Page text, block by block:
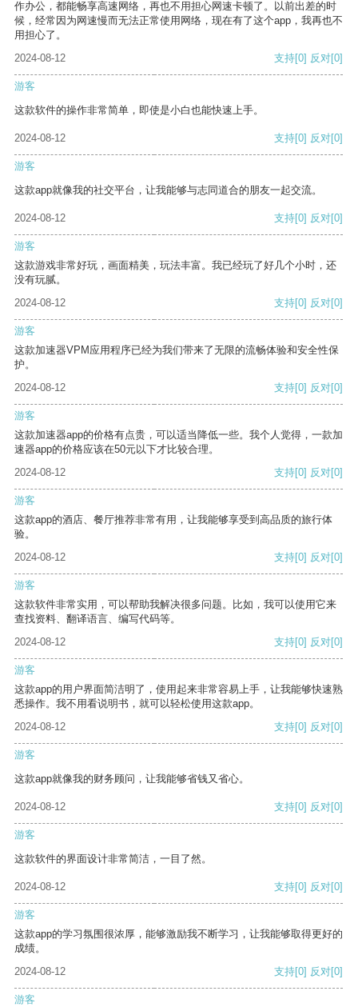
作办公，都能畅享高速网络，再也不用担心网速卡顿了。以前出差的时
候，经常因为网速慢而无法正常使用网络，现在有了这个app，我再也不
用担心了。
2024-08-12
支持[0] 反对[0]
游客
这款软件的操作非常简单，即使是小白也能快速上手。
2024-08-12 支持[0] 反对[0]
游客
这款app就像我的社交平台，让我能够与志同道合的朋友一起交流。
2024-08-12 支持[0] 反对[0]
游客
这款游戏非常好玩，画面精美，玩法丰富。我已经玩了好几个小时，还
没有玩腻。
2024-08-12
支持[0] 反对[0]
游客
这款加速器VPM应用程序已经为我们带来了无限的流畅体验和安全性保
护。
2024-08-12
支持[0] 反对[0]
游客
这款加速器app的价格有点贵，可以适当降低一些。我个人觉得，一款加
速器app的价格应该在50元以下才比较合理。
2024-08-12
支持[0] 反对[0]
游客
这款app的酒店、餐厅推荐非常有用，让我能够享受到高品质的旅行体
验。
2024-08-12
支持[0] 反对[0]
游客
这款软件非常实用，可以帮助我解决很多问题。比如，我可以使用它来
查找资料、翻译语言、编写代码等。
2024-08-12
支持[0] 反对[0]
游客
这款app的用户界面简洁明了，使用起来非常容易上手，让我能够快速熟
悉操作。我不用看说明书，就可以轻松使用这款app。
2024-08-12
支持[0] 反对[0]
游客
这款app就像我的财务顾问，让我能够省钱又省心。
2024-08-12 支持[0] 反对[0]
游客
这款软件的界面设计非常简洁，一目了然。
2024-08-12 支持[0] 反对[0]
游客
这款app的学习氛围很浓厚，能够激励我不断学习，让我能够取得更好的
成绩。
2024-08-12
支持[0] 反对[0]
游客